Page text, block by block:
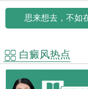
思来想去，不如
白癜风热点